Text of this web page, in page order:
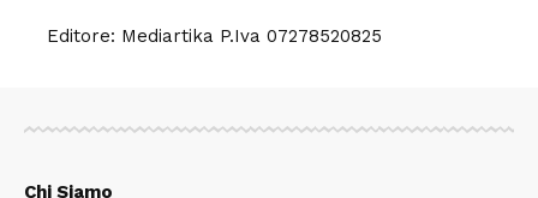
Editore: Mediartika P.Iva 07278520825
Chi Siamo